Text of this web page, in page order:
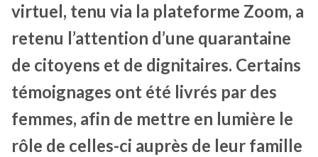
virtuel, tenu via la plateforme Zoom, a
retenu l’attention d’une quarantaine
de citoyens et de dignitaires. Certains
témoignages ont été livrés par des
femmes, afin de mettre en lumière le
rôle de celles-ci auprès de leur famille